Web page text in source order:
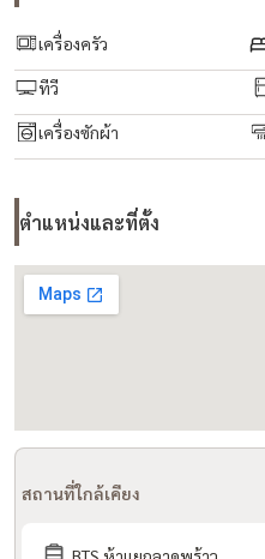
สิ่งอำนวยความสะดวกโครงการ:
- The Natural Sanctuary (Lobby)
- EV Charger (4 Slots)
- Jogging Track, Bike Rack
- North Garden, South Garden
- Co-Cooking Studio, Co-Living
- Photo Studio, Co-Working
- Co-Playing Space, Hidden Trail
การเดินทาง:
- รถไฟฟ้า MRT พหลโยธิน
เครื่องครัว
ทีวี
เครื่องซักผ้า
ตำแหน่งและที่ตั้ง
สถานที่ใกล้เคียง